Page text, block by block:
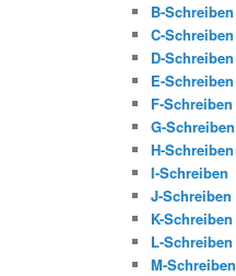
B-Schreiben
C-Schreiben
D-Schreiben
E-Schreiben
F-Schreiben
G-Schreiben
H-Schreiben
I-Schreiben
J-Schreiben
K-Schreiben
L-Schreiben
M-Schreiben